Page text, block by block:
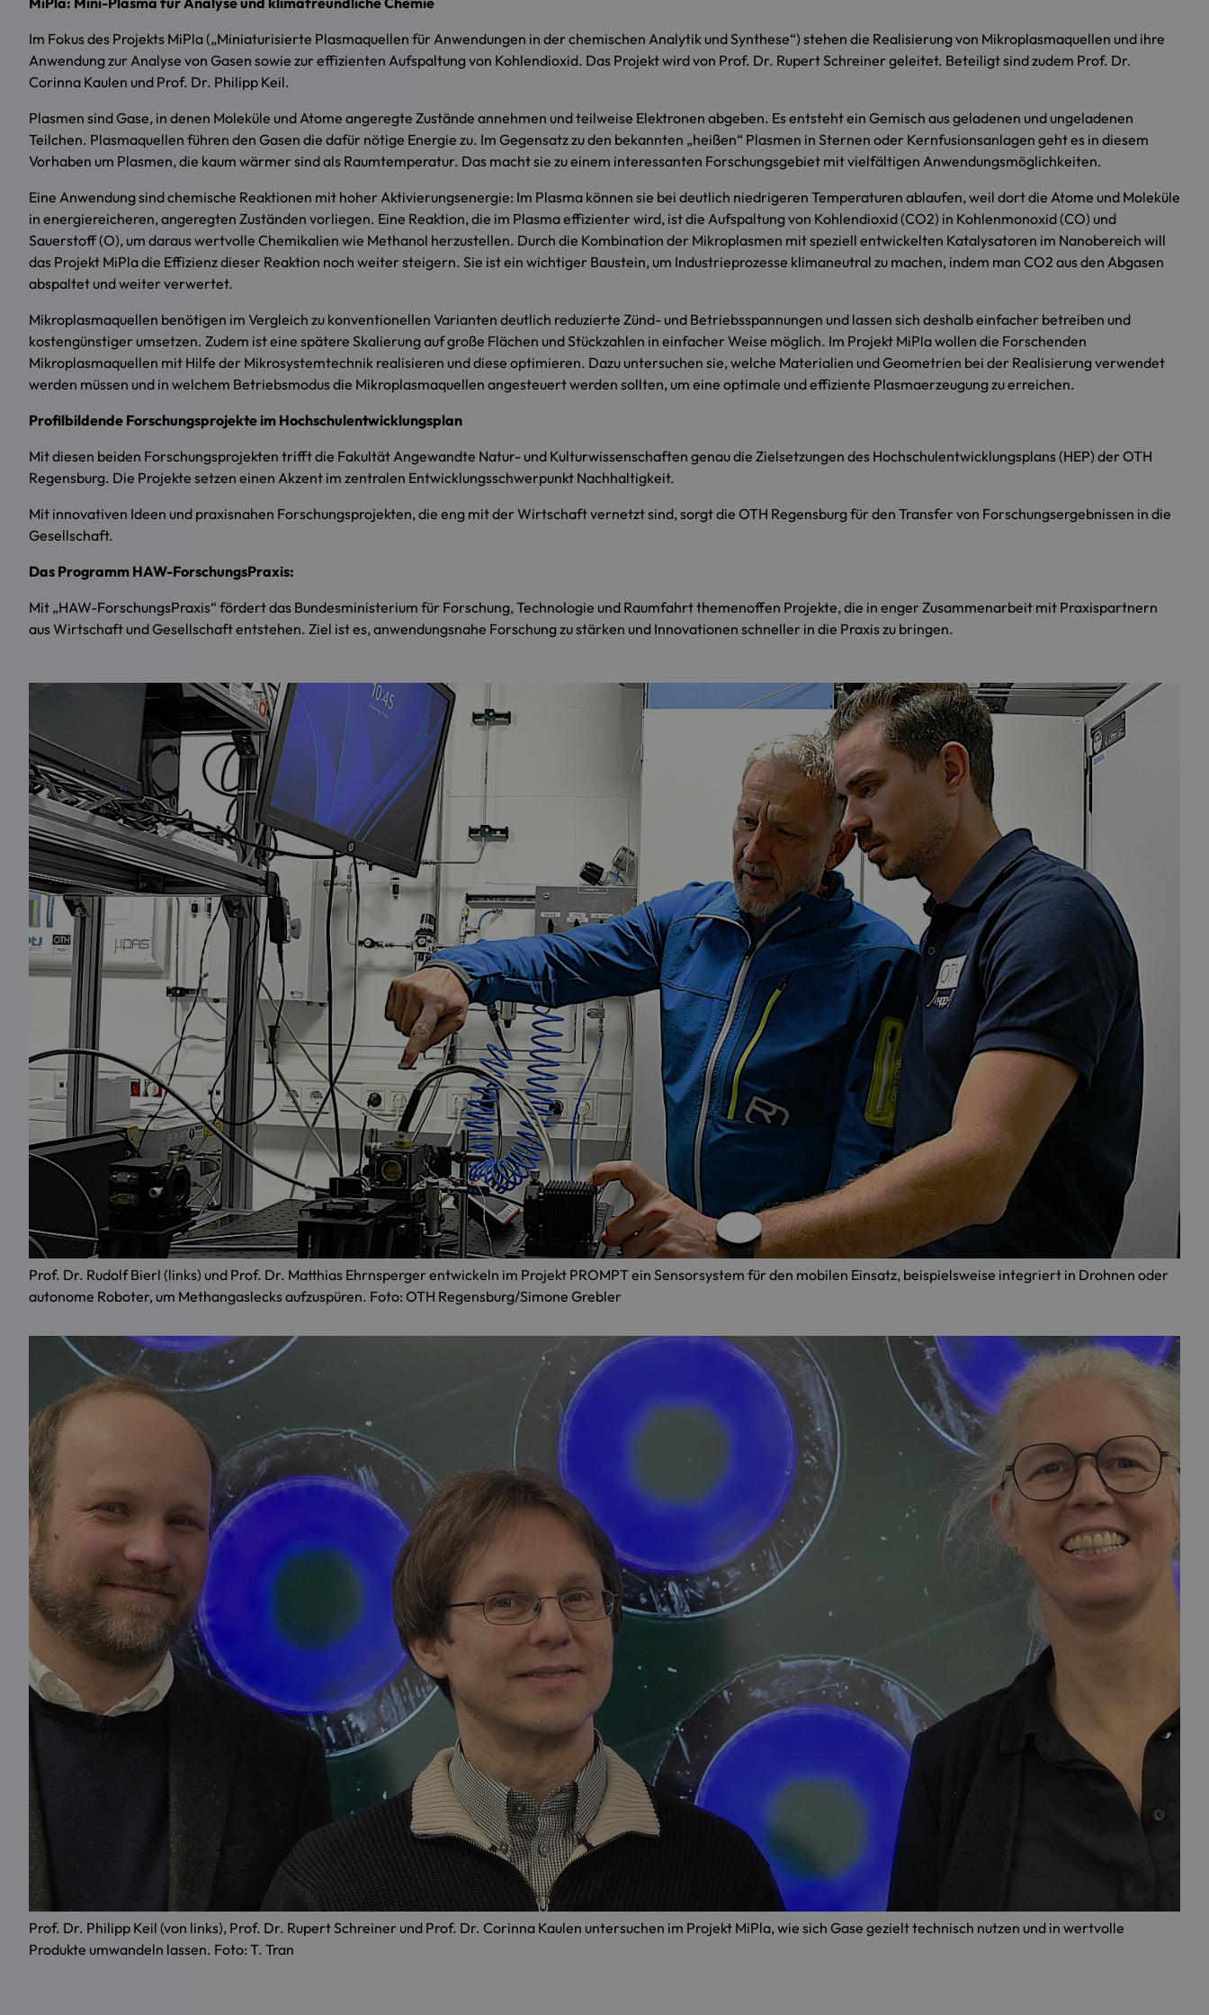
Im Fokus des Projekts MiPla („Miniaturisierte Plasmaquellen für Anwendungen in der chemischen Analytik und Synthese“) stehen die Realisierung von Mikroplasmaquellen und ihre
Anwendung zur Analyse von Gasen sowie zur effizienten Aufspaltung von Kohlendioxid. Das Projekt wird von Prof. Dr. Rupert Schreiner geleitet. Beteiligt sind zudem Prof. Dr.
Corinna Kaulen und Prof. Dr. Philipp Keil.
Plasmen sind Gase, in denen Moleküle und Atome angeregte Zustände annehmen und teilweise Elektronen abgeben. Es entsteht ein Gemisch aus geladenen und ungeladenen
Teilchen. Plasmaquellen führen den Gasen die dafür nötige Energie zu. Im Gegensatz zu den bekannten „heißen“ Plasmen in Sternen oder Kernfusionsanlagen geht es in diesem
Vorhaben um Plasmen, die kaum wärmer sind als Raumtemperatur. Das macht sie zu einem interessanten Forschungsgebiet mit vielfältigen Anwendungsmöglichkeiten.
Eine Anwendung sind chemische Reaktionen mit hoher Aktivierungsenergie: Im Plasma können sie bei deutlich niedrigeren Temperaturen ablaufen, weil dort die Atome und Moleküle
in energiereicheren, angeregten Zuständen vorliegen. Eine Reaktion, die im Plasma effizienter wird, ist die Aufspaltung von Kohlendioxid (CO2) in Kohlenmonoxid (CO) und
Sauerstoff (O), um daraus wertvolle Chemikalien wie Methanol herzustellen. Durch die Kombination der Mikroplasmen mit speziell entwickelten Katalysatoren im Nanobereich will
das Projekt MiPla die Effizienz dieser Reaktion noch weiter steigern. Sie ist ein wichtiger Baustein, um Industrieprozesse klimaneutral zu machen, indem man CO2 aus den Abgasen
abspaltet und weiter verwertet.
Mikroplasmaquellen benötigen im Vergleich zu konventionellen Varianten deutlich reduzierte Zünd- und Betriebsspannungen und lassen sich deshalb einfacher betreiben und
kostengünstiger umsetzen. Zudem ist eine spätere Skalierung auf große Flächen und Stückzahlen in einfacher Weise möglich. Im Projekt MiPla wollen die Forschenden
Mikroplasmaquellen mit Hilfe der Mikrosystemtechnik realisieren und diese optimieren. Dazu untersuchen sie, welche Materialien und Geometrien bei der Realisierung verwendet
werden müssen und in welchem Betriebsmodus die Mikroplasmaquellen angesteuert werden sollten, um eine optimale und effiziente Plasmaerzeugung zu erreichen.
Profilbildende Forschungsprojekte im Hochschulentwicklungsplan
Mit diesen beiden Forschungsprojekten trifft die Fakultät Angewandte Natur- und Kulturwissenschaften genau die Zielsetzungen des Hochschulentwicklungsplans (HEP) der OTH
Regensburg. Die Projekte setzen einen Akzent im zentralen Entwicklungsschwerpunkt Nachhaltigkeit.
Mit innovativen Ideen und praxisnahen Forschungsprojekten, die eng mit der Wirtschaft vernetzt sind, sorgt die OTH Regensburg für den Transfer von Forschungsergebnissen in die
Gesellschaft.
Das Programm HAW-ForschungsPraxis:
Mit „HAW-ForschungsPraxis“ fördert das Bundesministerium für Forschung, Technologie und Raumfahrt themenoffen Projekte, die in enger Zusammenarbeit mit Praxispartnern
aus Wirtschaft und Gesellschaft entstehen. Ziel ist es, anwendungsnahe Forschung zu stärken und Innovationen schneller in die Praxis zu bringen.
Prof. Dr. Rudolf Bierl (links) und Prof. Dr. Matthias Ehrnsperger entwickeln im Projekt PROMPT ein Sensorsystem für den mobilen Einsatz, beispielsweise integriert in Drohnen oder
autonome Roboter, um Methangaslecks aufzuspüren. Foto: OTH Regensburg/Simone Grebler
Prof. Dr. Philipp Keil (von links), Prof. Dr. Rupert Schreiner und Prof. Dr. Corinna Kaulen untersuchen im Projekt MiPla, wie sich Gase gezielt technisch nutzen und in wertvolle
Produkte umwandeln lassen. Foto: T. Tran